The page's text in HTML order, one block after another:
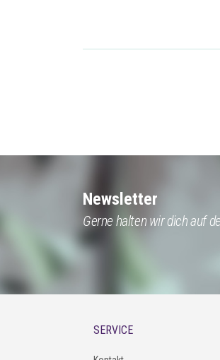
Newsletter
Gerne halten wir dich auf
SERVICE